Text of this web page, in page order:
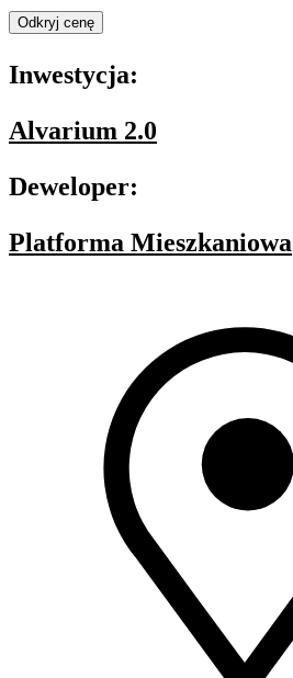
Odkryj cenę
Inwestycja:
Alvarium 2.0
Deweloper:
Platforma Mieszkaniowa